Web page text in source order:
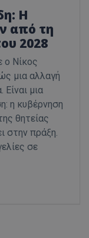
Η
από τη
2028
ο Νίκος
μια αλλαγή
μια
η κυβέρνηση
θητείας
στην πράξη.
σε